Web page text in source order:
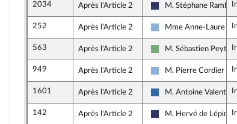
2034 Après l'Article 2
Rassemblement
M. Stéphane
252 Après l'Article 2
Droite Républicaine
Mme Anne-Laure
563 Après l'Article 2
Écologiste et Social
M. Sébastien
949 Après l'Article 2
Droite Républicaine
M. Pierre Cordier
1601 Après l'Article 2
Union des droites pour
M. Antoine Valentin
142 Après l'Article 2
Rassemblement
M. Hervé de Lépinau